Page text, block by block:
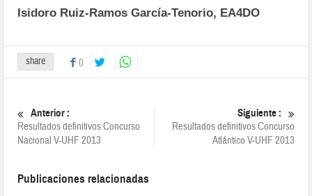
Isidoro Ruiz-Ramos García-Tenorio, EA4DO
share 0
Anterior :
Resultados definitivos Concurso
Nacional V-UHF 2013
Siguiente :
Resultados definitivos Concurso
Atlántico V-UHF 2013
Publicaciones relacionadas